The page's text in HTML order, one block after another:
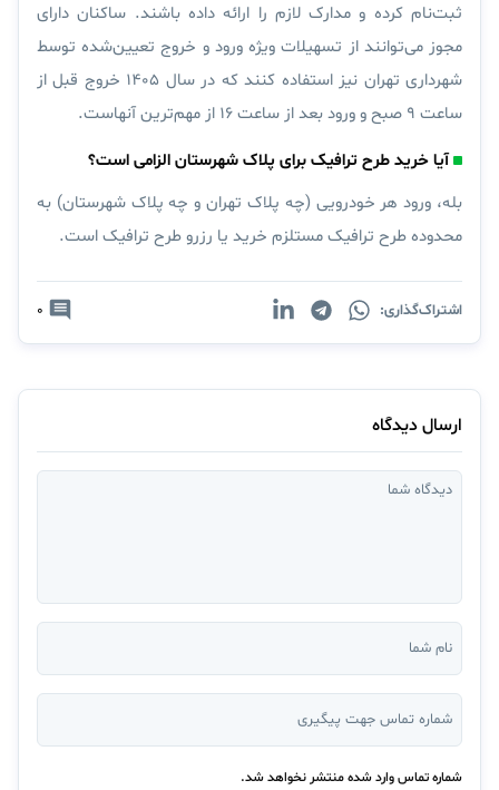
ثبت‌نام کرده و مدارک لازم را ارائه داده باشند. ساکنان دارای
مجوز می‌توانند از تسهیلات ویژه ورود و خروج تعیین‌شده توسط
شهرداری تهران نیز استفاده کنند که در سال ۱۴۰۵ خروج قبل از
ساعت ۹ صبح و ورود بعد از ساعت ۱۶ از مهم‌ترین آنهاست.
آیا خرید طرح ترافیک برای پلاک شهرستان الزامی است؟
بله، ورود هر خودرویی (چه پلاک تهران و چه پلاک شهرستان) به
محدوده طرح ترافیک مستلزم خرید یا رزرو طرح ترافیک است.
اشتراک‌گذاری: 0
ارسال دیدگاه
شماره تماس وارد شده منتشر نخواهد شد.